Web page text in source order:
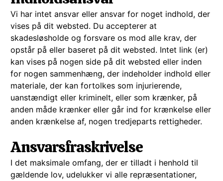
Vi har intet ansvar eller ansvar for noget indhold, der
vises på dit websted. Du accepterer at
skadesløsholde og forsvare os mod alle krav, der
opstår på eller baseret på dit websted. Intet link (er)
kan vises på nogen side på dit websted eller inden
for nogen sammenhæng, der indeholder indhold eller
materiale, der kan fortolkes som injurierende,
uanstændigt eller kriminelt, eller som krænker, på
anden måde krænker eller går ind for krænkelse eller
anden krænkelse af, nogen tredjeparts rettigheder.
Ansvarsfraskrivelse
I det maksimale omfang, der er tilladt i henhold til
gældende lov, udelukker vi alle repræsentationer,